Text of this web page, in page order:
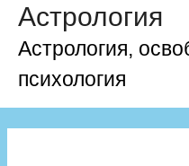
Астрология
Астрология,
психология